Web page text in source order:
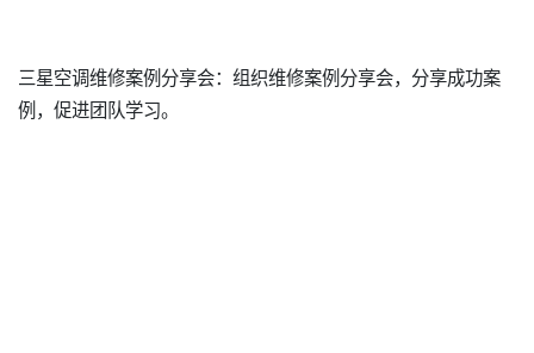
三星空调维修案例分享会：组织维修案例分享会，分享成功案
例，促进团队学习。